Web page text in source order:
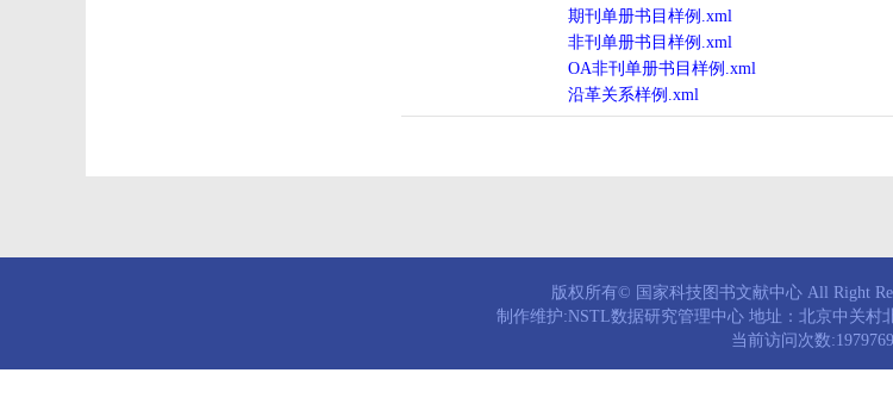
期刊单册书目样例.xml
非刊单册书目样例.xml
OA非刊单册书目样例.xml
沿革关系样例.xml
版权所有© 国家科技图书文献中心 All Right
制作维护:NSTL数据研究管理中心 地址：北京中关村
当前访问次数